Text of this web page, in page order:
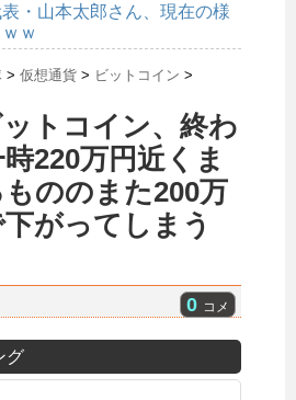
・山本太郎さん、現在の様
ｗ
> 仮想通貨 > ビットコイン >
ットコイン、終わ
220万円近くま
ののまた200万
がってしまう
0 コメ
グ